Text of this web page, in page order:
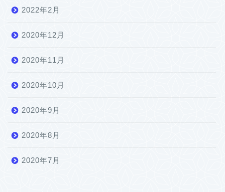
2022年2月
2020年12月
2020年11月
2020年10月
2020年9月
2020年8月
2020年7月